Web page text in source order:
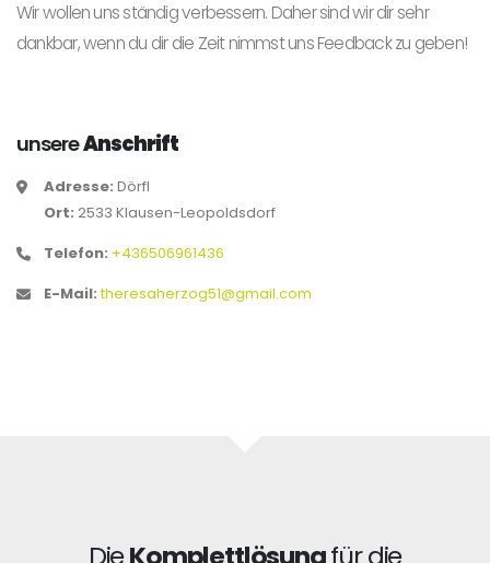
Wir wollen uns ständig verbessern. Daher sind wir dir sehr
dankbar, wenn du dir die Zeit nimmst uns Feedback zu geben!
unsereAnschrift
Adresse: Dörfl
Ort: 2533 Klausen-Leopoldsdorf
Telefon: +436506961436
E-Mail: theresaherzog51@gmail.com